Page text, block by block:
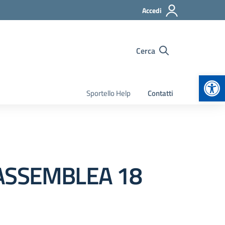
Accedi
Cerca
Sportello Help Contatti
18